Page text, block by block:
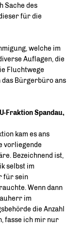
Sache des
für die
welche im
Auflagen, die
Fluchtwege
das Bürgerbüro ans
Fraktion Spandau,
kam es ans
vorliegende
Bezeichnend ist,
selbst im
für sein
Wenn dann
im
die Anzahl
fasse ich mir nur